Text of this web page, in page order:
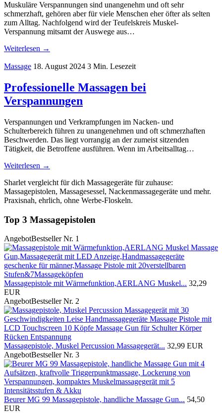
Muskuläre Verspannungen sind unangenehm und oft sehr
schmerzhaft, gehören aber für viele Menschen eher öfter als selten
zum Alltag. Nachfolgend wird der Teufelskreis Muskel-
Verspannung mitsamt der Auswege aus…
Weiterlesen →
Massage 18. August 2024 3 Min. Lesezeit
Professionelle Massagen bei
Verspannungen
Verspannungen und Verkrampfungen im Nacken- und
Schulterbereich führen zu unangenehmen und oft schmerzhaften
Beschwerden. Das liegt vorrangig an der zumeist sitzenden
Tätigkeit, die Betroffene ausführen. Wenn im Arbeitsalltag…
Weiterlesen →
Sharlet vergleicht für dich Massagegeräte für zuhause:
Massagepistolen, Massagesessel, Nackenmassagegeräte und mehr.
Praxisnah, ehrlich, ohne Werbe-Floskeln.
Top 3 Massagepistolen
AngebotBestseller Nr. 1
Massagepistole mit Wärmefunktion,AERLANG Muskel... 32,29
EUR
AngebotBestseller Nr. 2
Massagepistole, Muskel Percussion Massagegerät... 32,99 EUR
AngebotBestseller Nr. 3
Beurer MG 99 Massagepistole, handliche Massage Gun... 54,50
EUR